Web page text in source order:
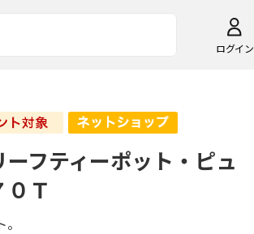
ログイン
ーフティーポット・ピュ
Ｔ